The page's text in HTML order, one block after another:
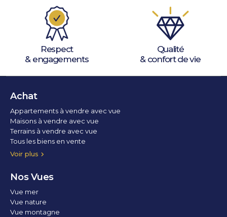
Respect
& engagements
Qualité
& confort de vie
Achat
Voir plus
Appartements à vendre avec vue
Maisons à vendre avec vue
Terrains à vendre avec vue
Tous les biens en vente
Nos Vues
Vue mer
Vue nature
Vue montagne